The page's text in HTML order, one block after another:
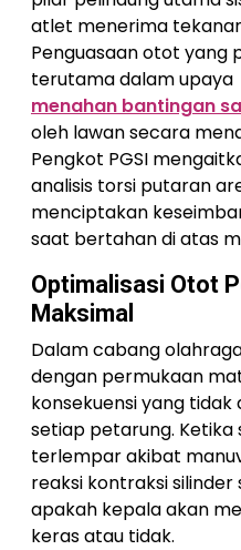
atlet menerima
Penguasaan otot yang
terutama dalam upaya
menahan bantingan
oleh lawan secara
Pengkot PGSI
analisis torsi putaran
menciptakan
saat bertahan di atas
Optimalisasi Otot
Maksimal
Dalam cabang
dengan permukaan
konsekuensi yang
setiap petarung. Ketika
terlempar akibat
reaksi kontraksi
apakah kepala akan
keras atau tidak.